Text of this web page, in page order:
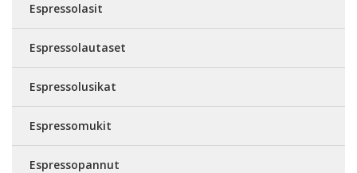
Espressolasit
Espressolautaset
Espressolusikat
Espressomukit
Espressopannut